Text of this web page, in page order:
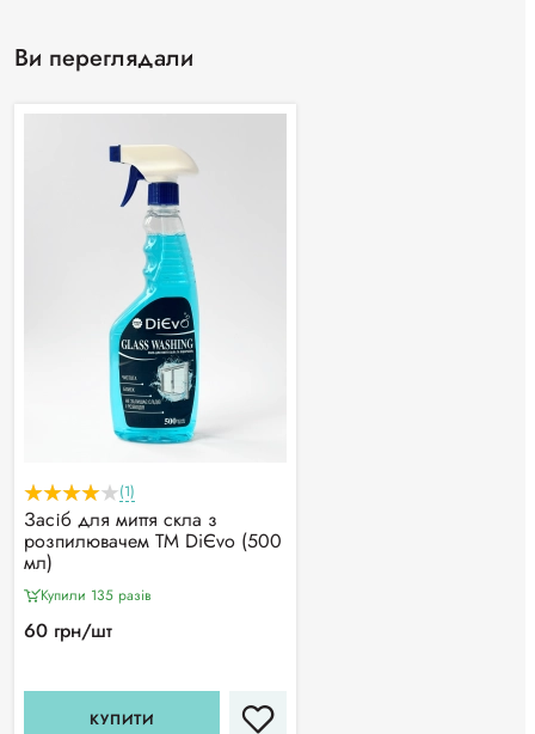
Ви переглядали
(1)
Засіб для миття скла з
розпилювачем ТМ DiЄvo (500
мл)
Купили 135 разiв
60 грн/шт
КУПИТИ